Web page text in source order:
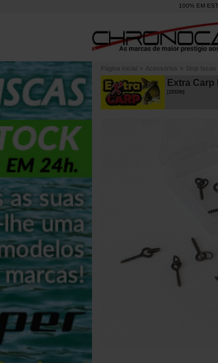
100% EM
Página inicial » Acessórios » Stop Iscas
Extra Carp
233190]